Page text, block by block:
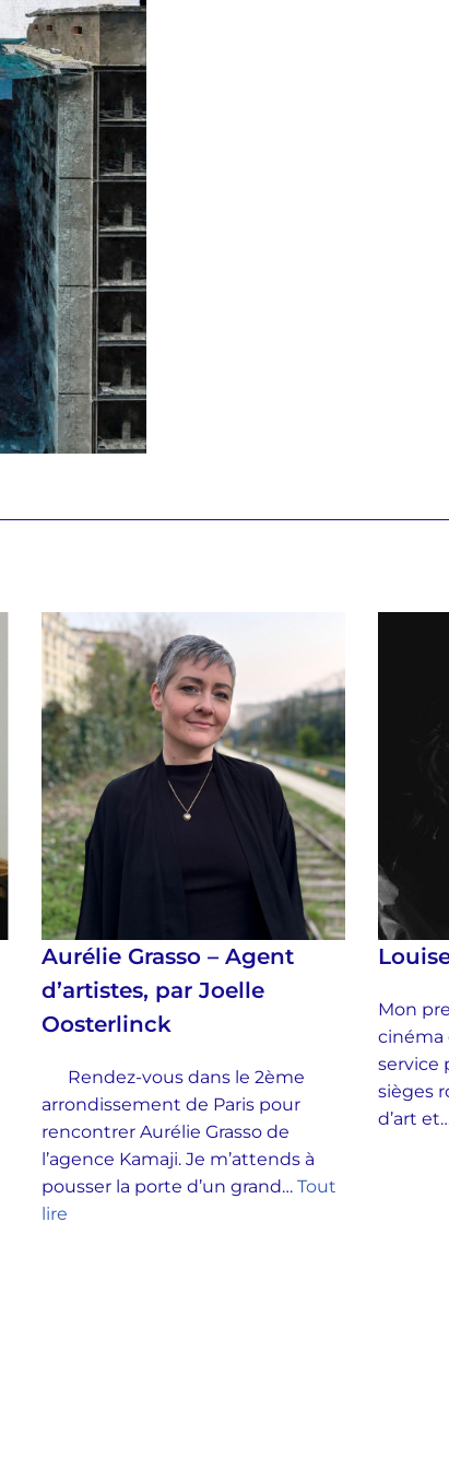
Aurélie Grasso – Agent
d’artistes, par Joelle
Oosterlinck
Rendez-vous dans le 2ème
arrondissement de Paris pour
rencontrer Aurélie Grasso de
l’agence Kamaji. Je m’attends à
pousser la porte d’un grand… Tout
lire
Mon
cinéma
service
sièges
d’art